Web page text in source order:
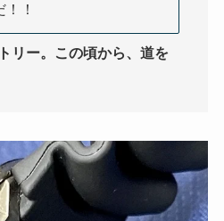
！！
リー。この頃から、道を